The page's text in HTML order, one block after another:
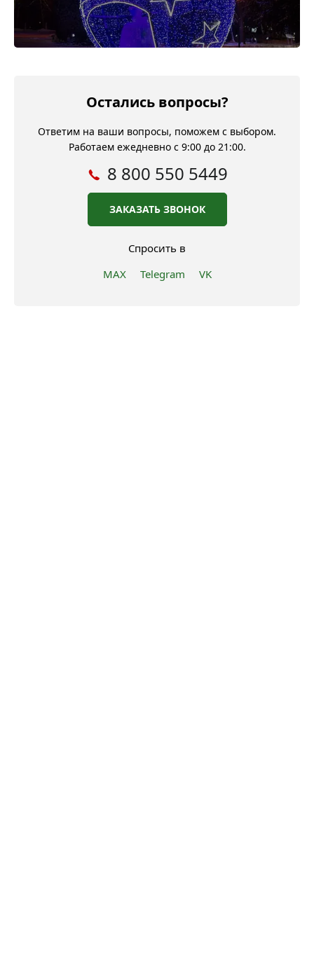
Остались вопросы?
Ответим на ваши вопросы, поможем с выбором.
Работаем ежедневно с 9:00 до 21:00.
8 800 550 5449
ЗАКАЗАТЬ ЗВОНОК
Спросить в
MAX
Telegram VK